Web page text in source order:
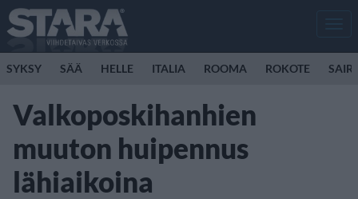
SYKSY SÄÄ HELLE ITALIA ROOMA ROKOTE
Valkoposkihanhien
muuton huipennus
lähiaikoina